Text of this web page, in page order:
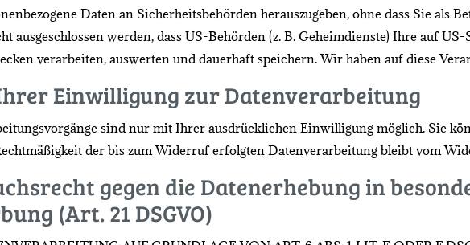
Daten an Sicherheitsbehörden herauszugeben, ohne dass Sie als
ausgeschlossen werden, dass US-Behörden (z. B. Geheimdienste) Ihre auf
verarbeiten, auswerten und dauerhaft speichern. Wir haben auf diese
Einwilligung zur Datenverarbeitung
sind nur mit Ihrer ausdrücklichen Einwilligung möglich. Sie
der bis zum Widerruf erfolgten Datenverarbeitung bleibt vom
gegen die Datenerhebung in
(Art. 21 DSGVO)